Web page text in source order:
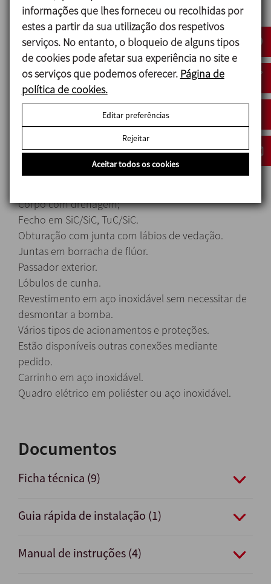
Juntas EPDM
Acabamento superficial:
Interno Ra < 0,8 μm
Externo Mate
Conexiones: DIN 11851
SMS
Opções
Corpo com drenagem;
Fecho em SiC/SiC, TuC/SiC.
Obturação com junta com lábios de vedação.
Juntas em borracha de flúor.
Passador exterior.
Lóbulos de cunha.
Revestimento em aço inoxidável sem necessitar de
desmontar a bomba.
Vários tipos de acionamentos e proteções.
Estão disponíveis outras conexões mediante
pedido.
Carrinho em aço inoxidável.
Quadro elétrico em poliéster ou aço inoxidável.
Documentos
Ficha técnica (9)
Guia rápida de instalação (1)
Manual de instruções (4)
informações que lhes forneceu ou recolhidas por
estes a partir da sua utilização dos respetivos
serviços. No entanto, o bloqueio de alguns tipos
de cookies pode afetar sua experiência no site e
os serviços que podemos oferecer. Página de
política de cookies.
Editar preferências
Rejeitar
Aceitar todos os cookies